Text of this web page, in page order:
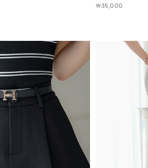
￦35,000